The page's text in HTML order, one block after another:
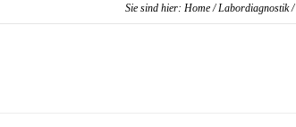
Sie sind hier: Home/Labordiagnostik/